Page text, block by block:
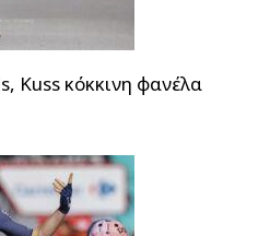
Kuss κόκκινη φανέλα